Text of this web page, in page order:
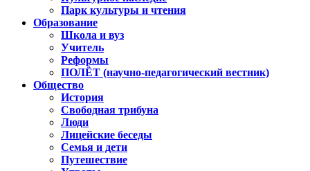
Парк культуры и чтения
Образование
Школа и вуз
Учитель
Реформы
ПОЛЁТ (научно-педагогический вестник)
Общество
История
Свободная трибуна
Люди
Лицейские беседы
Семья и дети
Путешествие